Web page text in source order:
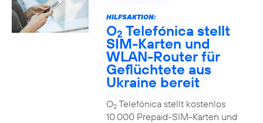
HILFSAKTION:
O2 Telefónica stellt
SIM-Karten und
WLAN-Router für
Geflüchtete aus
Ukraine bereit
O2Telefónica stellt kostenlos
10.000 Prepaid-SIM-Karten und